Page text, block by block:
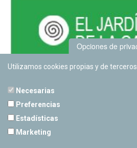
Opciones de
Utilizamos cookies propias y de
Necesarias
Preferencias
Estadísticas
Marketing